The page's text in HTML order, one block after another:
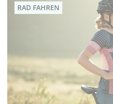
RAD FAHREN